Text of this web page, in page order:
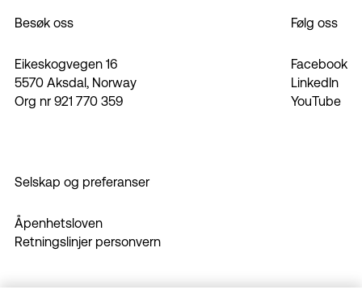
Besøk oss
Eikeskogvegen 16
5570 Aksdal, Norway
Org nr 921 770 359
Følg oss
Facebook
LinkedIn
YouTube
Selskap og preferanser
Åpenhetsloven
Retningslinjer personvern